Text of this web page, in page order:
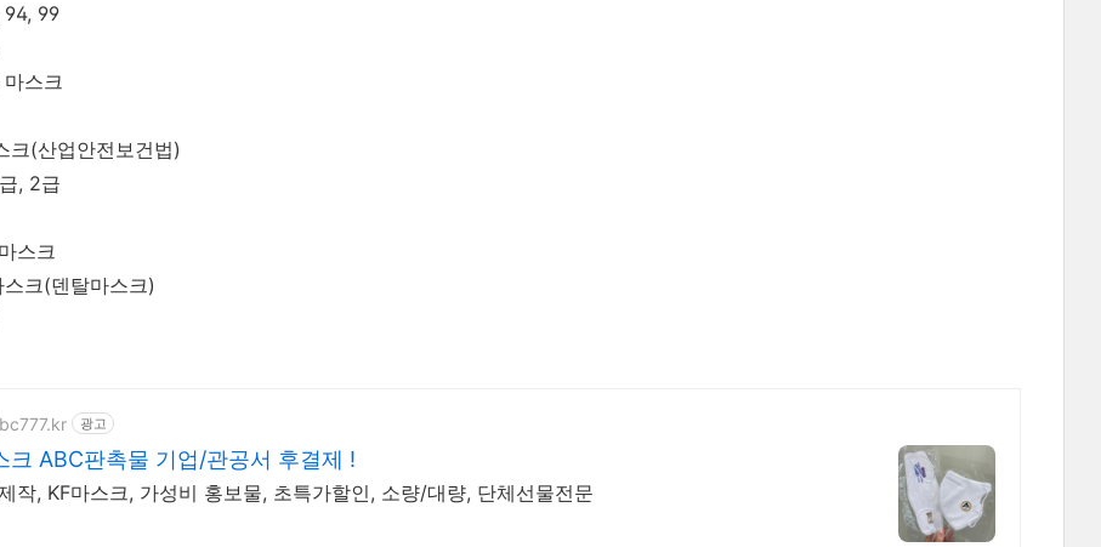
99
스크
크(산업안전보건법)
, 2급
스크
크(덴탈마스크)
광고
크 ABC판촉물 기업/관공서 후결제 !
작, KF마스크, 가성비 홍보물, 초특가할인, 소량/대량, 단체선물전문